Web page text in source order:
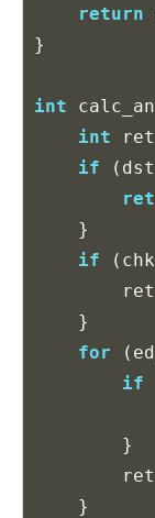
return
}
int
int
ret
if
( dst
}
if
( chk
ret
}
for
(
if
}
ret
}